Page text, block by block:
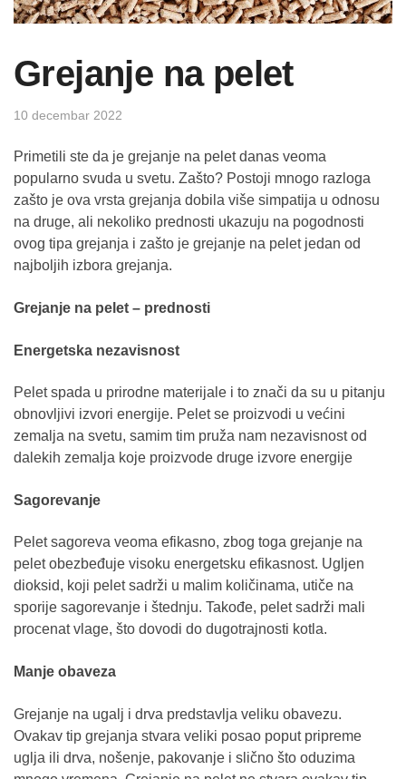
Grejanje na pelet
10 decembar 2022
Primetili ste da je grejanje na pelet danas veoma
popularno svuda u svetu. Zašto? Postoji mnogo razloga
zašto je ova vrsta grejanja dobila više simpatija u odnosu
na druge, ali nekoliko prednosti ukazuju na pogodnosti
ovog tipa grejanja i zašto je grejanje na pelet jedan od
najboljih izbora grejanja.
Grejanje na pelet – prednosti
Energetska nezavisnost
Pelet spada u prirodne materijale i to znači da su u pitanju
obnovljivi izvori energije. Pelet se proizvodi u većini
zemalja na svetu, samim tim pruža nam nezavisnost od
dalekih zemalja koje proizvode druge izvore energije
Sagorevanje
Pelet sagoreva veoma efikasno, zbog toga grejanje na
pelet obezbeđuje visoku energetsku efikasnost. Ugljen
dioksid, koji pelet sadrži u malim količinama, utiče na
sporije sagorevanje i štednju. Takođe, pelet sadrži mali
procenat vlage, što dovodi do dugotrajnosti kotla.
Manje obaveza
Grejanje na ugalj i drva predstavlja veliku obavezu.
Ovakav tip grejanja stvara veliki posao poput pripreme
uglja ili drva, nošenje, pakovanje i slično što oduzima